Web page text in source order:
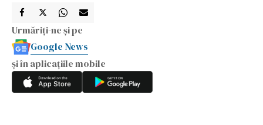
Urmăriți-ne și pe
Google News
și în aplicațiile mobile